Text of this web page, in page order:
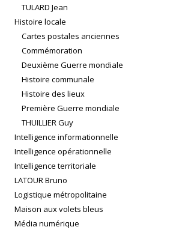
TULARD Jean
Histoire locale
Cartes postales anciennes
Commémoration
Deuxième Guerre mondiale
Histoire communale
Histoire des lieux
Première Guerre mondiale
THUILLIER Guy
Intelligence informationnelle
Intelligence opérationnelle
Intelligence territoriale
LATOUR Bruno
Logistique métropolitaine
Maison aux volets bleus
Média numérique